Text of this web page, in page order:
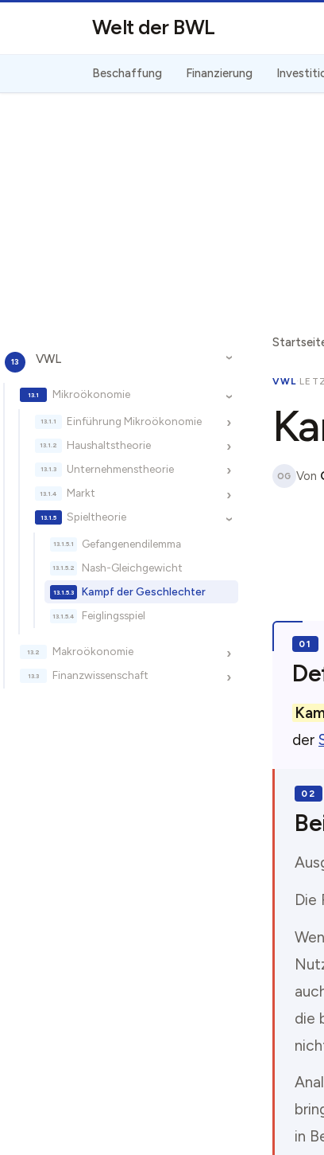
Welt der BWL
Beschaffung Finanzierung
›
VWL
›
Mikroökonomie
›
Einführung Mikroökonomie
›
Haushaltstheorie
›
Unternehmenstheorie
›
Markt
›
Spieltheorie
Gefangenendilemma
Nash-Gleichgewicht
Kampf der Geschlechter
Feiglingsspiel
›
Makroökonomie
›
Finanzwissenschaft
VWL·
OG Von
der
Die
die
in